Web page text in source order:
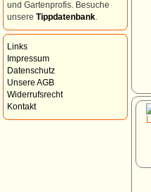
und Gartenprofis. Besuche
unsere Tippdatenbank
Links
Impressum
Datenschutz
Unsere AGB
Widerrufsrecht
Kontakt